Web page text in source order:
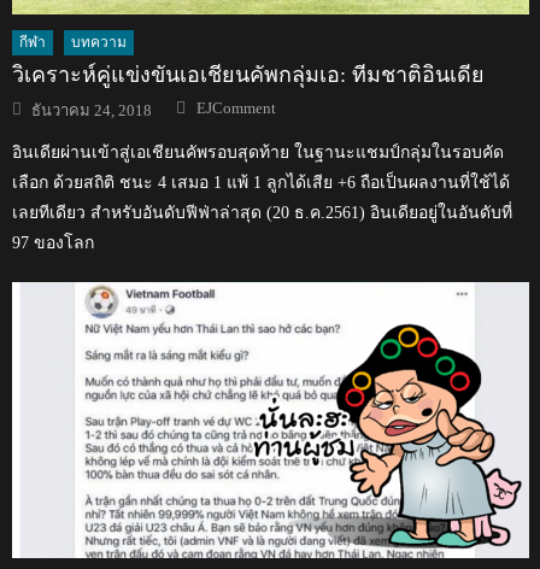
กีฬา บทความ
วิเคราะห์คู่แข่งขันเอเชียนคัพกลุ่มเอ: ทีมชาติอินเดีย
Posted
on
ธันวาคม 24, 2018 Author
EJComment
อินเดียผ่านเข้าสู่เอเชียนคัพรอบสุดท้าย ในฐานะแชมป์กลุ่มในรอบคัด
เลือก ด้วยสถิติ ชนะ 4 เสมอ 1 แพ้ 1 ลูกได้เสีย +6 ถือเป็นผลงานที่ใช้ได้
เลยทีเดียว สำหรับอันดับฟีฟ่าล่าสุด (20 ธ.ค.2561) อินเดียอยู่ในอันดับที่
97 ของโลก